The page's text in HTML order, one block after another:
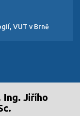
VUT v Brně
Ing. Jiřího